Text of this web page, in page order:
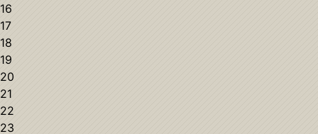
16
17
18
19
20
21
22
23